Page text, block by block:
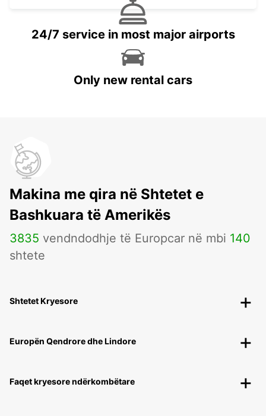
24/7 service in most major airports
Only new rental cars
Makina me qira në Shtetet e
Bashkuara të Amerikës
3835 vendndodhje të Europcar në mbi 140
shtete
Shtetet Kryesore
Europën Qendrore dhe Lindore
Faqet kryesore ndërkombëtare